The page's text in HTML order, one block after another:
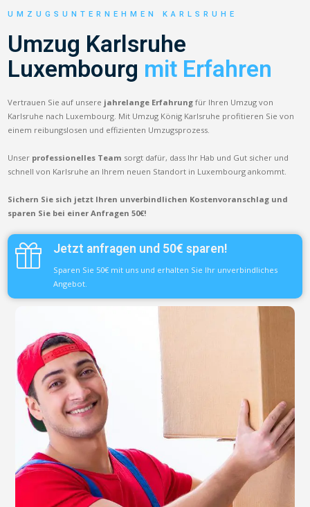
UMZUGSUNTERNEHMEN KARLSRUHE
Umzug Karlsruhe
Luxembourg mit Erfahren
Vertrauen Sie auf unsere jahrelange Erfahrung für Ihren Umzug von
Karlsruhe nach Luxembourg. Mit Umzug König Karlsruhe profitieren Sie von
einem reibungslosen und effizienten Umzugsprozess.
Unser professionelles Team sorgt dafür, dass Ihr Hab und Gut sicher und
schnell von Karlsruhe an Ihrem neuen Standort in Luxembourg ankommt.
Sichern Sie sich jetzt Ihren unverbindlichen Kostenvoranschlag und
sparen Sie bei einer Anfragen 50€!
Jetzt anfragen und 50€ sparen!
Sparen Sie 50€ mit uns und erhalten Sie Ihr unverbindliches
Angebot.